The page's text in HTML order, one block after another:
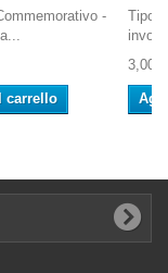
-
carrello
Tipo:
3,00 €